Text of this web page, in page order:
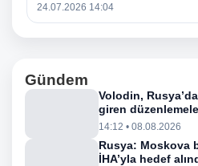
24.07.2026 14:04
Gündem
Volodin,
giren
14:12 • 08.08.2026
Rusya: Moskova
İHA’yla hedef